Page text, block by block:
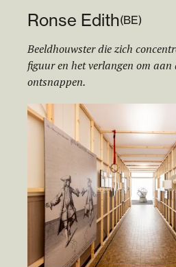
Ronse Edith(BE)
Beeldhouwster die zich
figuur en het verlangen om
ontsnappen.